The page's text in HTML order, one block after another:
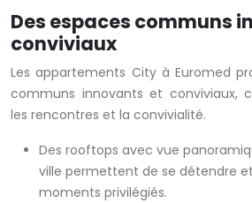
Des espaces communs
conviviaux
Les appartements City à Euromed
communs innovants et conviviaux,
les rencontres et la convivialité.
Des rooftops avec vue
ville permettent de se détendre
moments privilégiés.